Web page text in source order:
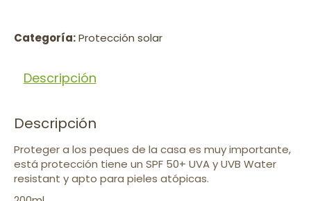
Categoría:Protección solar
Descripción
Descripción
Proteger a los peques de la casa es muy importante,
está protección tiene un SPF 50+ UVA y UVB Water
resistant y apto para pieles atópicas.